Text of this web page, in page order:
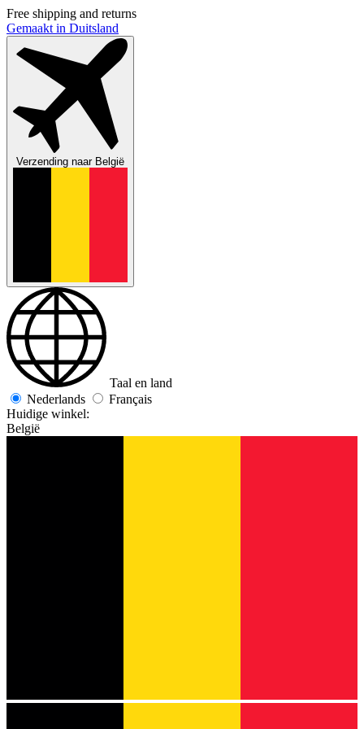
Free shipping and returns
Gemaakt in Duitsland
Verzending naarBelgië
Taal en land
Nederlands
Français
Huidige winkel:
België